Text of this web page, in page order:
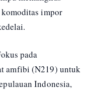
impor
pada
amfibi (N219) untuk
Indonesia,